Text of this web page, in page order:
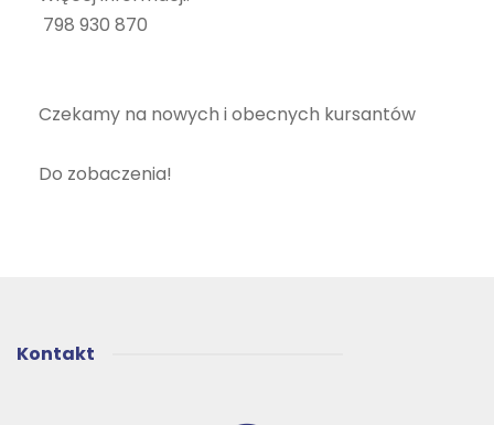
798 930 870
Czekamy na nowych i obecnych kursantów
Do zobaczenia!
Kontakt